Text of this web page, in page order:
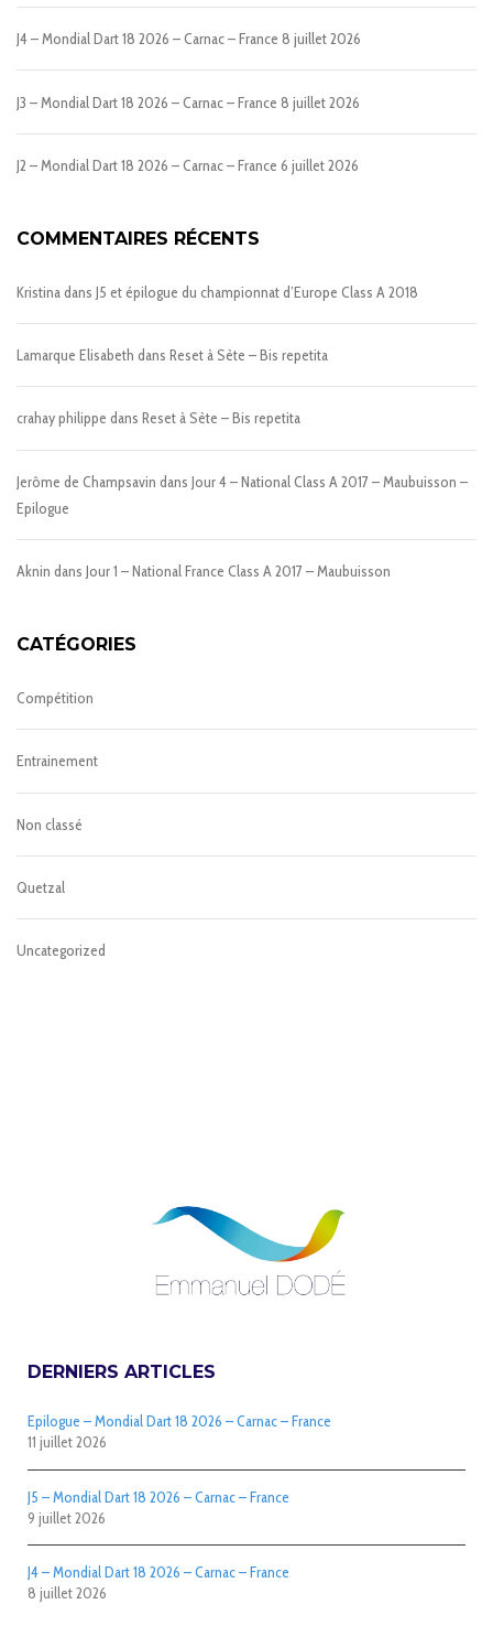
J4 – Mondial Dart 18 2026 – Carnac – France 8 juillet 2026
J3 – Mondial Dart 18 2026 – Carnac – France 8 juillet 2026
J2 – Mondial Dart 18 2026 – Carnac – France 6 juillet 2026
COMMENTAIRES RÉCENTS
Kristinadans J5 et épilogue du championnat d’Europe Class A 2018
Lamarque Elisabeth dans Reset à Sète – Bis repetita
crahay philippe dans Reset à Sète – Bis repetita
Jerôme de Champsavin dans Jour 4 – National Class A 2017 – Maubuisson –
Epilogue
Aknin dans Jour 1 – National France Class A 2017 – Maubuisson
CATÉGORIES
Compétition
Entrainement
Non classé
Quetzal
Uncategorized
DERNIERS ARTICLES
Epilogue – Mondial Dart 18 2026 – Carnac – France
11 juillet 2026
J5 – Mondial Dart 18 2026 – Carnac – France
9 juillet 2026
J4 – Mondial Dart 18 2026 – Carnac – France
8 juillet 2026